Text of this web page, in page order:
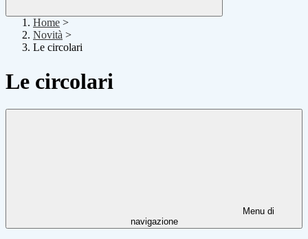
Home >
Novità >
Le circolari
Le circolari
Menu di
navigazione